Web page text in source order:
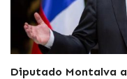
Diputado Montalva